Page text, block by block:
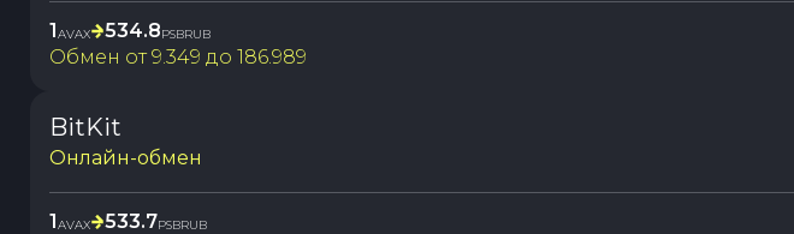
1AVAX 534.8PSBRUB
Обмен от9.349 до 186.989
BitKit
Онлайн-обмен
1AVAX 533.7PSBRUB